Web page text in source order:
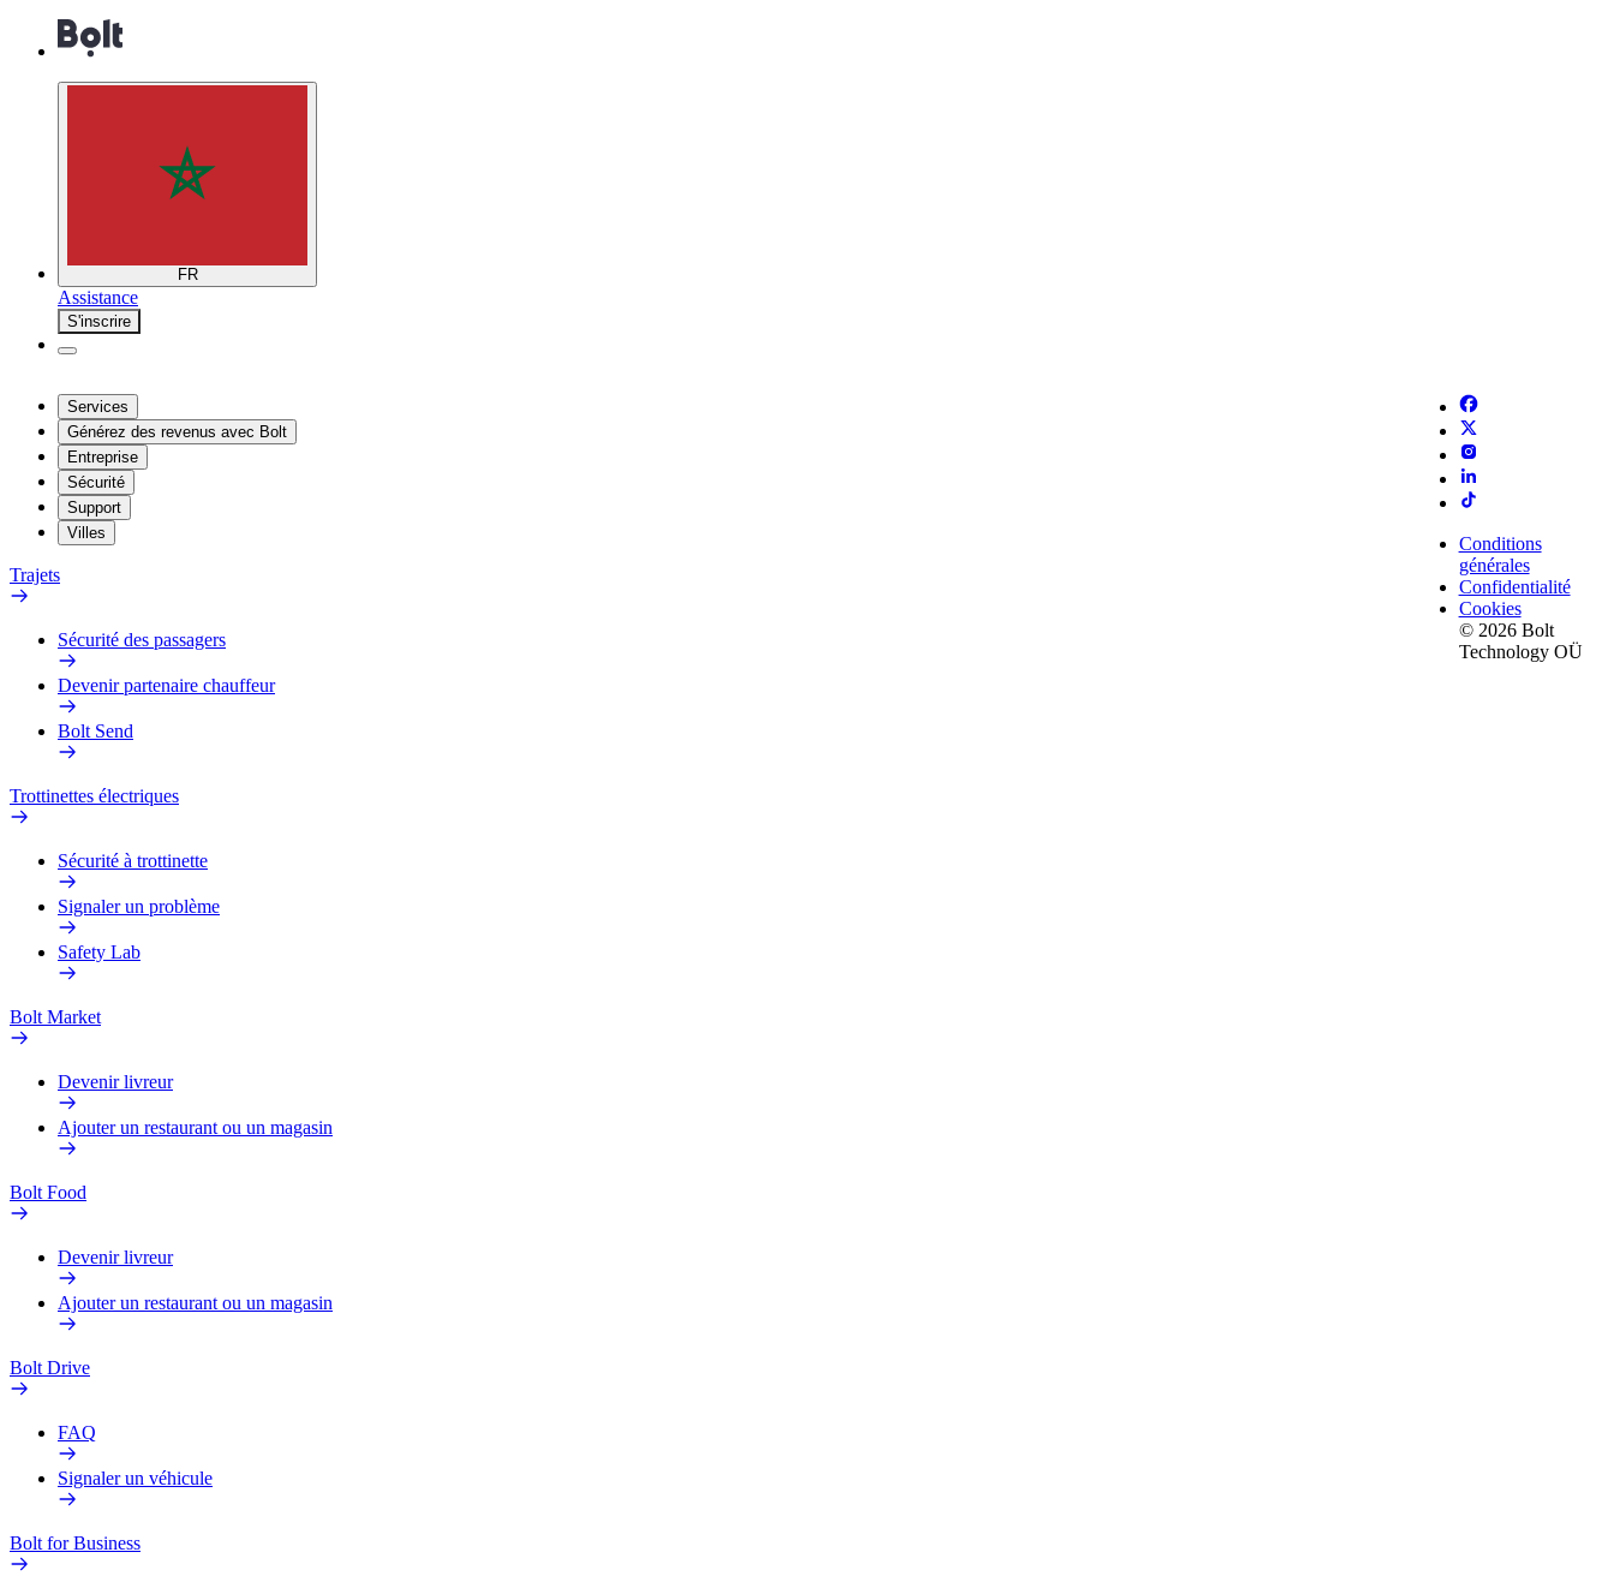
FR
Assistance
S'inscrire
Services
Générez des revenus avec Bolt
Entreprise
Sécurité
Support
Villes
Trajets
Sécurité des passagers
Devenir partenaire chauffeur
Bolt Send
Trottinettes électriques
Sécurité à trottinette
Signaler un problème
Safety Lab
Bolt Market
Devenir livreur
Ajouter un restaurant ou un magasin
Bolt Food
Devenir livreur
Ajouter un restaurant ou un magasin
Bolt Drive
FAQ
Signaler un véhicule
Bolt for Business
Conditions
générales
Confidentialité
Cookies
© 2026 Bolt
Technology OÜ